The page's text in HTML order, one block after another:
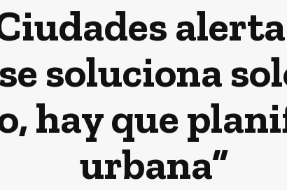
soluciona
hay que
urbana”